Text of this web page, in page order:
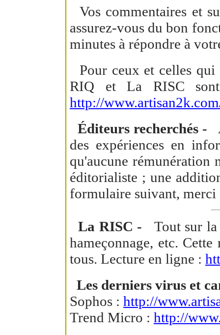
Vos commentaires et
assurez-vous du bon
minutes à répondre à
Pour ceux et celles qui
RIQ et La RISC sont
http://
Éditeurs recherchés -
des expériences en
qu'aucune rémunération
éditorialiste ; une
formulaire suivant,
La RISC - Tout sur la
hameçonnage, etc.
tous. Lecture en ligne :
Les derniers virus et
Sophos : http://
Trend Micro : http://